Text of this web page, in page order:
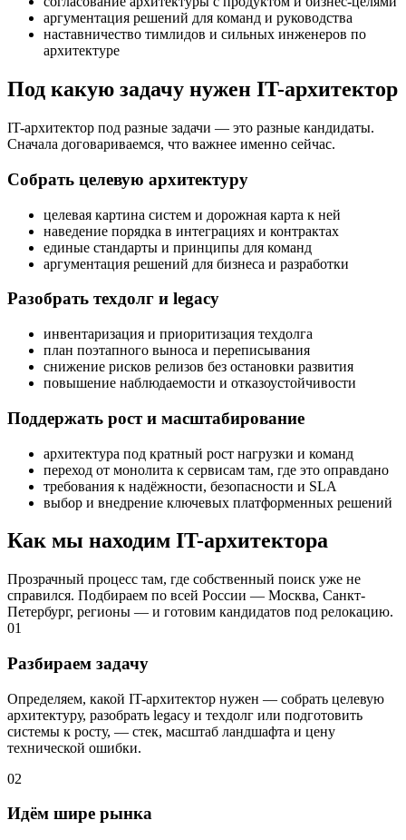
аргументация решений для команд и руководства
наставничество тимлидов и сильных инженеров по
архитектуре
Под какую задачу нужен IT-архитектор
IT-архитектор под разные задачи — это разные кандидаты.
Сначала договариваемся, что важнее именно сейчас.
Собрать целевую архитектуру
целевая картина систем и дорожная карта к ней
наведение порядка в интеграциях и контрактах
единые стандарты и принципы для команд
аргументация решений для бизнеса и разработки
Разобрать техдолг и legacy
инвентаризация и приоритизация техдолга
план поэтапного выноса и переписывания
снижение рисков релизов без остановки развития
повышение наблюдаемости и отказоустойчивости
Поддержать рост и масштабирование
архитектура под кратный рост нагрузки и команд
переход от монолита к сервисам там, где это оправдано
требования к надёжности, безопасности и SLA
выбор и внедрение ключевых платформенных решений
Как мы находим IT-архитектора
Прозрачный процесс там, где собственный поиск уже не
справился. Подбираем по всей России — Москва, Санкт-
Петербург, регионы — и готовим кандидатов под релокацию.
01
Разбираем задачу
Определяем, какой IT-архитектор нужен — собрать целевую
архитектуру, разобрать legacy и техдолг или подготовить
системы к росту, — стек, масштаб ландшафта и цену
технической ошибки.
02
Идём шире рынка